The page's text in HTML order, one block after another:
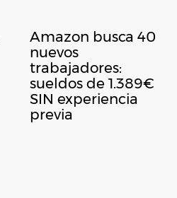
Amazon busca 40
nuevos
trabajadores:
sueldos de 1.389€
SIN experiencia
previa